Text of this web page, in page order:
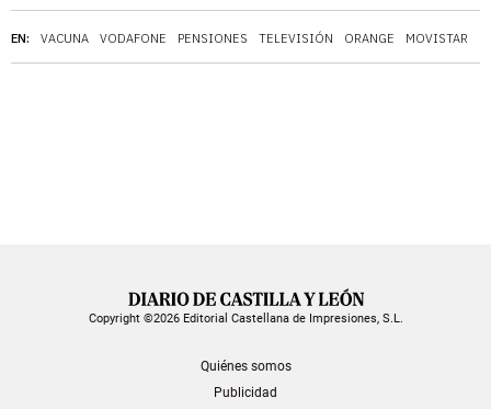
EN: VACUNA VODAFONE PENSIONES TELEVISIÓN ORANGE MOVISTAR
Copyright ©2026 Editorial Castellana de Impresiones, S.L.
Quiénes somos
Publicidad